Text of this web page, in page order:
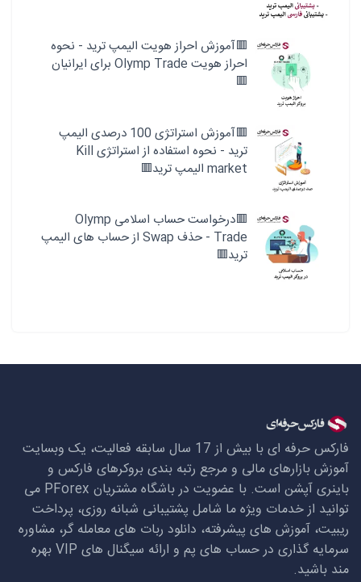
🟥آموزش احراز هویت الیمپ ترید - نحوه
احراز هویت Olymp Trade برای ایرانیان
🟥
🟥آموزش استراتژی 100 درصدی الیمپ
ترید - نحوه استفاده از استراتژی Kill
market الیمپ ترید🟥
🟥درخواست حساب اسلامی Olymp
Trade - حذف Swap از حساب های الیمپ
ترید🟥
فارکس حرفه ای با بیش از 17 سال سابقه فعالیت، یک وبسایت
آموزش بازارهای مالی و مرجع رتبه بندی بروکرهای فارکس و
باینری آپشن است. با عضویت در باشگاه مشتریان PForex می
توانید از خدمات ویژه ما شامل پشتیبانی شبانه روزی، پرداخت
ریبیت، آموزش های پیشرفته، دانلود ربات های معامله گر، مشاوره
سرمایه گذاری در حساب های پم و ارائه سیگنال های VIPبهره
مند باشید.